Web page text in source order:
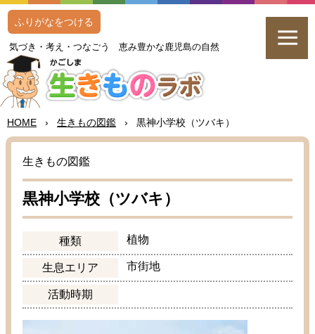
気づき・考え・つなごう恵み豊かな鹿児島の自然
ふりがなをつける
HOME › 生きもの図鑑 › 黒神小学校 （ツバキ）
生きもの図鑑
黒神小学校 （ツバキ）
種類 植物
生息エリア 市街地
活動時期